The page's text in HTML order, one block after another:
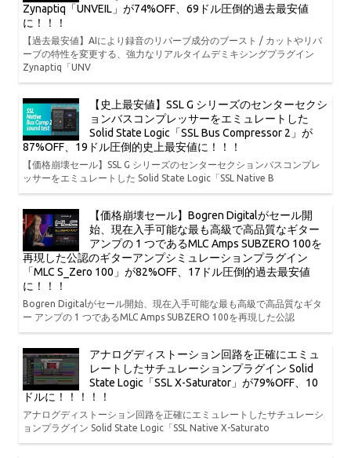
Zynaptiq「UNVEIL」が74%OFF、69ドル圧倒的過去最安値
に！！！
【過去最安値】AIにより録音のリバーブ成分のブースト / カットやリバ
ーブの特性を変更する、強力なリアルタイムデミキシングプラグイン
Zynaptiq「UNV
【史上最安値】SSL G シリーズのセンターセクシ
ョンバスコンプレッサーをエミュレートした
Solid State Logic「SSL Bus Compressor 2」が
87%OFF、19ドル圧倒的史上最安値に！！！
【価格崩壊セール】SSL G シリーズのセンターセクションバスコンプレ
ッサーをエミュレートした Solid State Logic「SSL Native B
【価格崩壊セール】Bogren Digitalがセール開
始、現在入手可能な最も高級で高品質なギター
アンプの 1 つであるMLC Amps SUBZERO 100を
再現した公認のギターアンプシミュレーションプラグイン
「MLC S_Zero 100」が82%OFF、17ドル圧倒的過去最安値
に！！！
Bogren Digitalがセール開始、現在入手可能な最も高級で高品質なギタ
ー アンプの 1 つであるMLC Amps SUBZERO 100を再現した公認
アナログディストーション回路を正確にエミュ
レートしたサチュレーションプラグイン Solid
State Logic「SSL X-Saturator」が79%OFF、10
ドルに！！！！！
アナログディストーション回路を正確にエミュレートしたサチュレーシ
ョンプラグイン Solid State Logic「SSL Native X-Saturato